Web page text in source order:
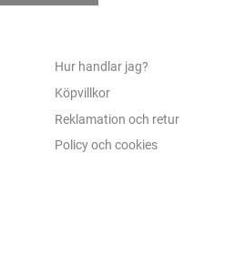
Hur handlar jag?
Köpvillkor
Reklamation och retur
Policy och cookies